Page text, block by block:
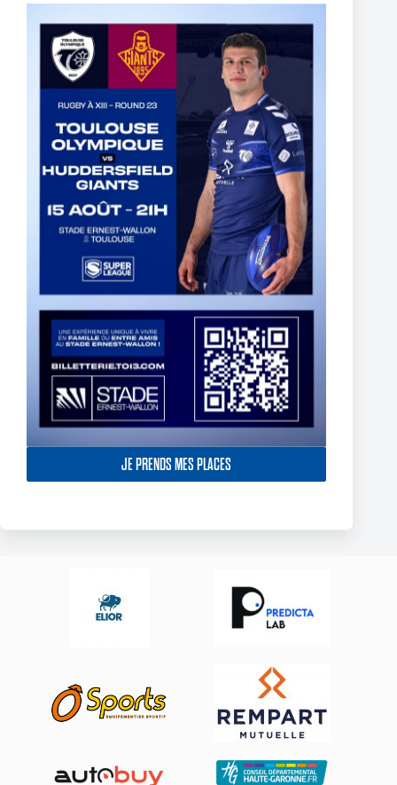
JE PRENDS MES PLACES
Thomas Lacans s’engage avec le Toulouse Olympique
5 mars 2025
York Knights – Toulouse Olympique – Dans la douleur le TO
décroche son premier succès de 2025